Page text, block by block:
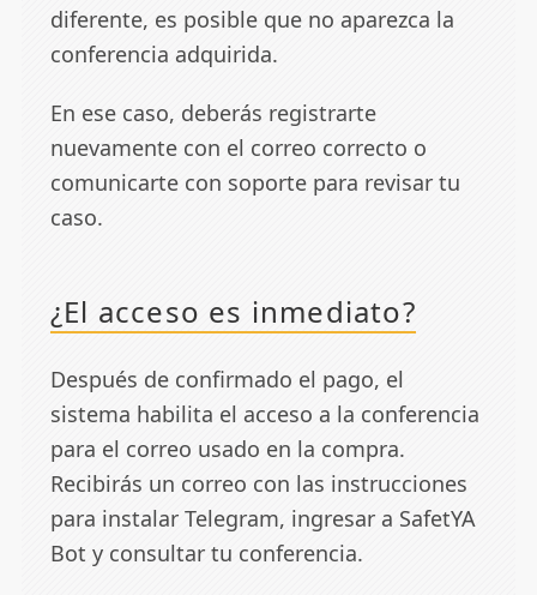
diferente, es posible que no aparezca la
conferencia adquirida.
En ese caso, deberás registrarte
nuevamente con el correo correcto o
comunicarte con soporte para revisar tu
caso.
¿El acceso es inmediato?
Después de confirmado el pago, el
sistema habilita el acceso a la conferencia
para el correo usado en la compra.
Recibirás un correo con las instrucciones
para instalar Telegram, ingresar a SafetYA
Bot y consultar tu conferencia.